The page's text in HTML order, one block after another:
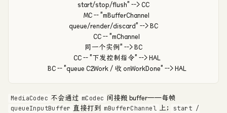
start/stop/flush" --> CC
    MC -- "mBufferChannel
queue/render/discard" --> BC
    CC -- "mChannel
同一个实例" --> BC
    CC -- "下发控制指令" --> HAL
    BC -- "queue C2Work / 收 onWorkDone" --> HAL
MediaCodec 不会通过 mCodec 间接搬 buffer——每帧
queueInputBuffer 直接打到 mBufferChannel 上；
start /